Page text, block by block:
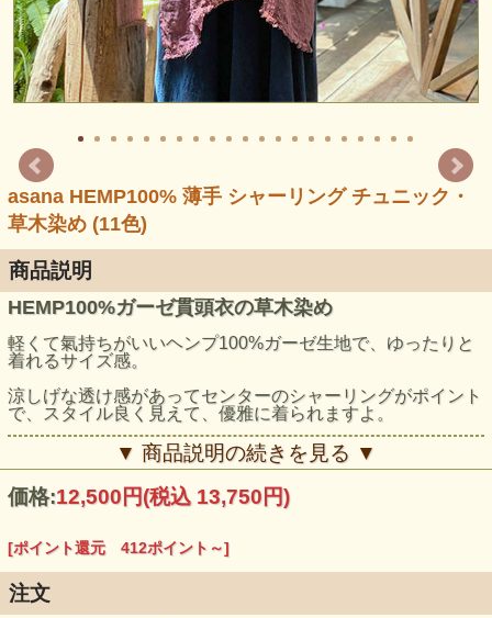
asana HEMP100% 薄手 シャーリング チュニック・
草木染め (11色)
商品説明
HEMP100%ガーゼ貫頭衣の草木染め
軽くて氣持ちがいいヘンプ100%ガーゼ生地で、ゆったりと
着れるサイズ感。
涼しげな透け感があってセンターのシャーリングがポイント
で、スタイル良く見えて、優雅に着られますよ。
モデル身長：159cm▼ 商品説明の続きを見る ▼
価格:12,500円(税込 13,750円)
[ポイント還元 412ポイント～]
注文